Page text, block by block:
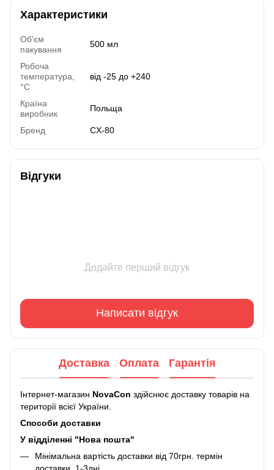
Характеристики
Об'єм
пакування
500 мл
Робоча
температура,
°C
від -25 до +240
Країна
виробник
Польща
Бренд CX-80
Відгуки
Додайте перший відгук
Написати відгук
Доставка Оплата Гарантія
Інтернет-магазин NovaCon здійснює доставку товарів на
території всієї України.
Способи доставки
У відділенні "Нова пошта"
Мінімальна вартість доставки від 70грн. термін
доставки, 1-3дні